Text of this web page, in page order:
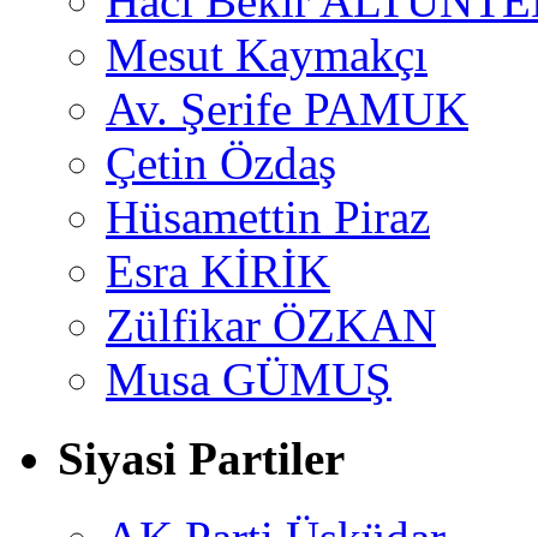
Mesut Kaymakçı
Av. Şerife PAMUK
Çetin Özdaş
Hüsamettin Piraz
Esra KİRİK
Zülfikar ÖZKAN
Musa GÜMUŞ
Siyasi Partiler